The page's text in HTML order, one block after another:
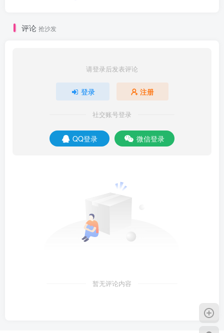
评论 抢沙发
请登录后发表评论
登录 注册
社交账号登录
QQ登录 微信登录
暂无评论内容